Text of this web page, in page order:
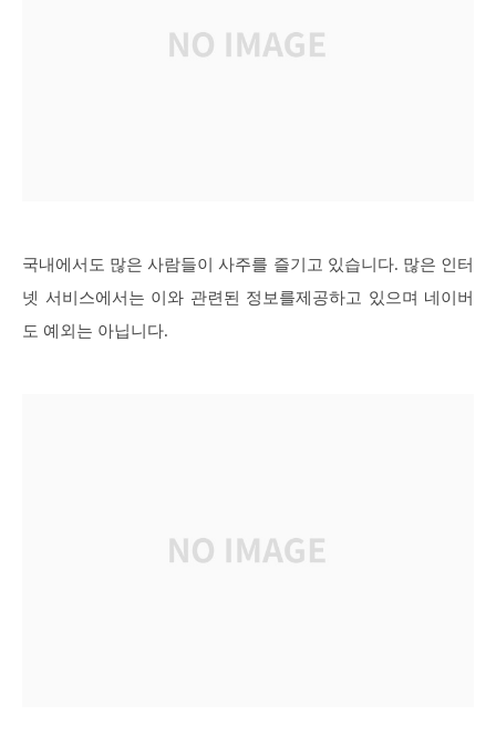
국내에서도 많은 사람들이 사주를 즐기고 있습니다. 많은 인터
넷 서비스에서는 이와 관련된 정보를제공하고 있으며 네이버
도 예외는 아닙니다.